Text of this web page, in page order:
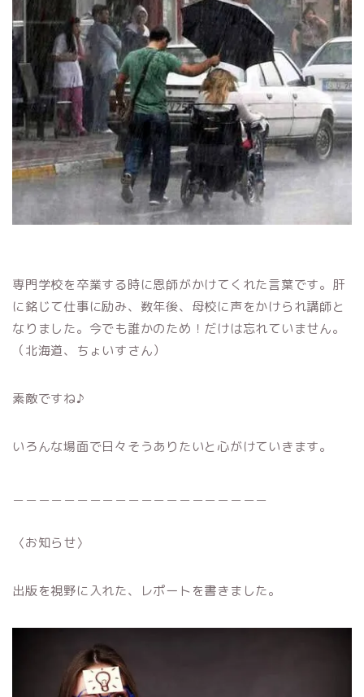
専門学校を卒業する時に恩師がかけてくれた言葉です。肝
に銘じて仕事に励み、数年後、母校に声をかけられ講師と
なりました。今でも誰かのため！だけは忘れていません。
（北海道、ちょいすさん）
素敵ですね♪
いろんな場面で日々そうありたいと心がけていきます。
〈お知らせ〉
出版を視野に入れた、レポートを書きました。